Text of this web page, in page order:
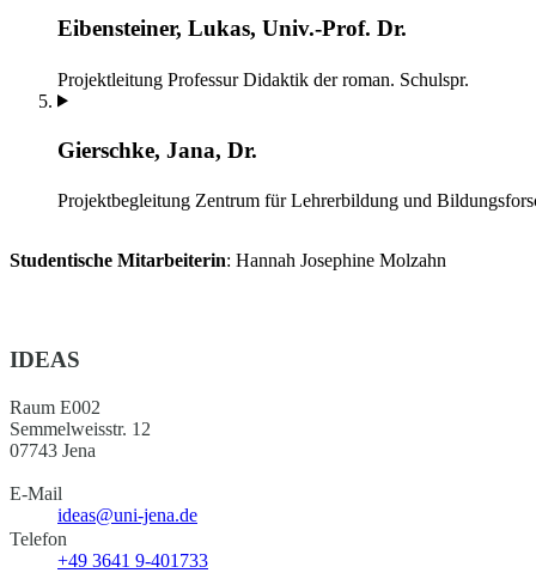
Eibensteiner, Lukas, Univ.-Prof. Dr.
Projektleitung Professur Didaktik der roman. Schulspr.
Gierschke, Jana, Dr.
Projektbegleitung Zentrum für Lehrerbildung und
Studentische Mitarbeiterin: Hannah Josephine Molzahn
IDEAS
Raum E002
Semmelweisstr. 12
07743 Jena
E-Mail
ideas@uni-jena.de
Telefon
+49 3641 9-401733